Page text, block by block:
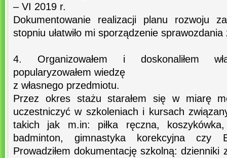
– VI 2019 r.
Dokumentowanie realizacji planu rozwoju
stopniu ułatwiło mi sporządzenie
4. Organizowałem i doskonaliłem
popularyzowałem wiedzę
z własnego przedmiotu.
Przez okres stażu starałem się w miarę
uczestniczyć w szkoleniach i kursach
takich jak m.in: piłka ręczna,
badminton, gimnastyka korekcyjna
Prowadziłem dokumentację szkolną: dzienniki